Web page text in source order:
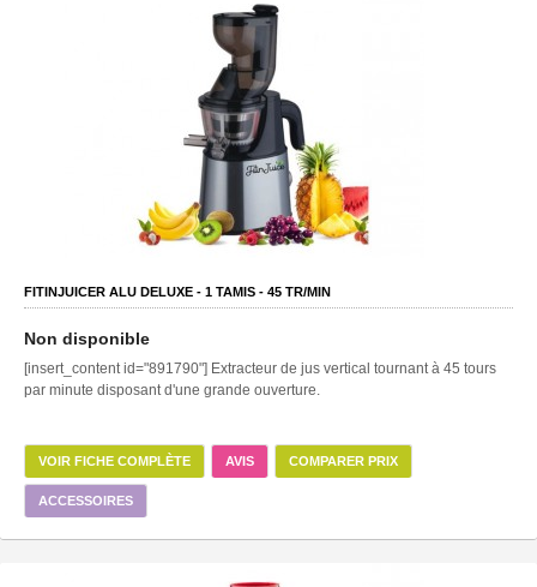
FITINJUICER ALU DELUXE - 1 TAMIS - 45 TR/MIN
Non disponible
[insert_content id="891790"] Extracteur de jus vertical tournant à 45 tours
par minute disposant d'une grande ouverture.
VOIR FICHE COMPLÈTE AVIS COMPARER PRIX
ACCESSOIRES